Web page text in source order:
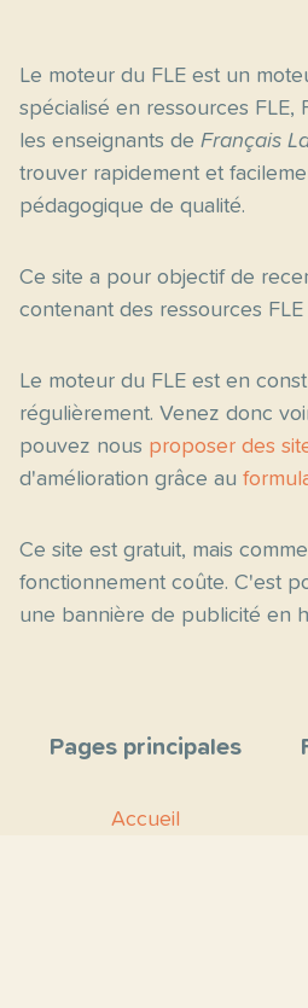
Le moteur du FLE est un
spécialisé en ressources FLE,
les enseignants de Français
trouver rapidement et
pédagogique de qualité.
Ce site a pour objectif de
contenant des ressources FLE
Le moteur du FLE est en
régulièrement. Venez donc
pouvez nous proposer des
d'amélioration grâce au
Ce site est gratuit, mais
fonctionnement coûte. C'est
une bannière de publicité en
Pages principales
Accueil